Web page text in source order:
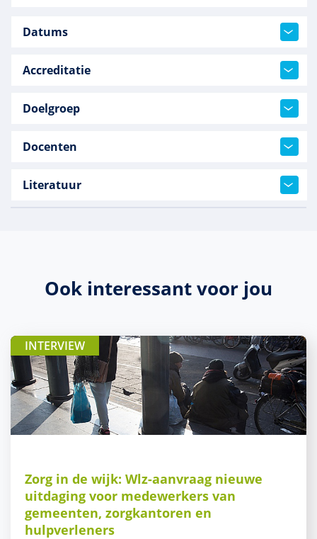
Datums
Accreditatie
Doelgroep
Docenten
Literatuur
Ook interessant voor jou
INTERVIEW
Zorg in de wijk: Wlz-aanvraag nieuwe
uitdaging voor medewerkers van
gemeenten, zorgkantoren en
hulpverleners